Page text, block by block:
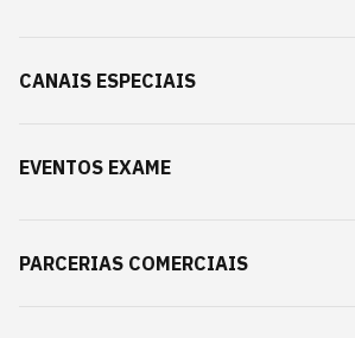
CANAIS ESPECIAIS
EVENTOS EXAME
PARCERIAS COMERCIAIS